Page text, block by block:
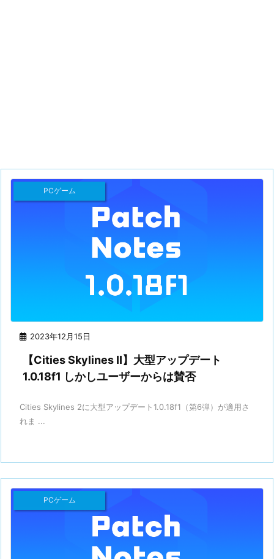
2023年12月15日
PCゲーム
【Cities Skylines II】大型アップデート
1.0.18f1 しかしユーザーからは賛否
Cities Skylines 2に大型アップデート1.0.18f1（第6弾）が適用さ
れま ...
PCゲーム